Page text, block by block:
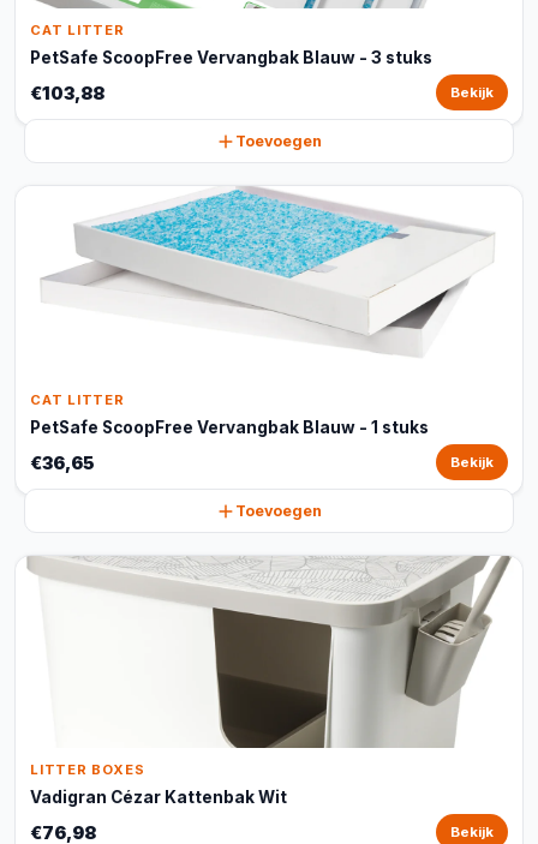
CAT LITTER
PetSafe ScoopFree Vervangbak Blauw - 3 stuks
€103,88 Bekijk
Toevoegen
CAT LITTER
PetSafe ScoopFree Vervangbak Blauw - 1 stuks
€36,65 Bekijk
Toevoegen
LITTER BOXES
Vadigran Cézar Kattenbak Wit
€76,98 Bekijk